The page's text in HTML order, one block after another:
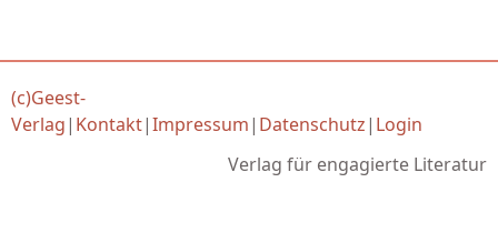
(c)Geest-
Verlag| Kontakt|Impressum| Datenschutz| Login
Verlag für engagierte Literatur